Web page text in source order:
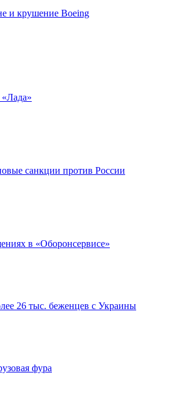
и крушение Boeing
санкции против России
в «Оборонсервисе»
26 тыс. беженцев с Украины
фура